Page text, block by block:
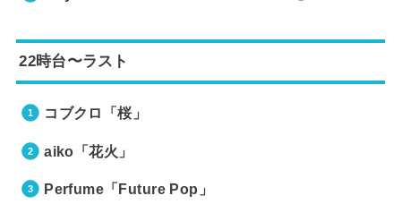
22時台〜ラスト
コブクロ「桜」
aiko「花火」
Perfume「Future Pop」